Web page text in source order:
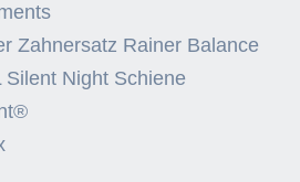
Zahnersatz Rainer Balance
Silent Night Schiene